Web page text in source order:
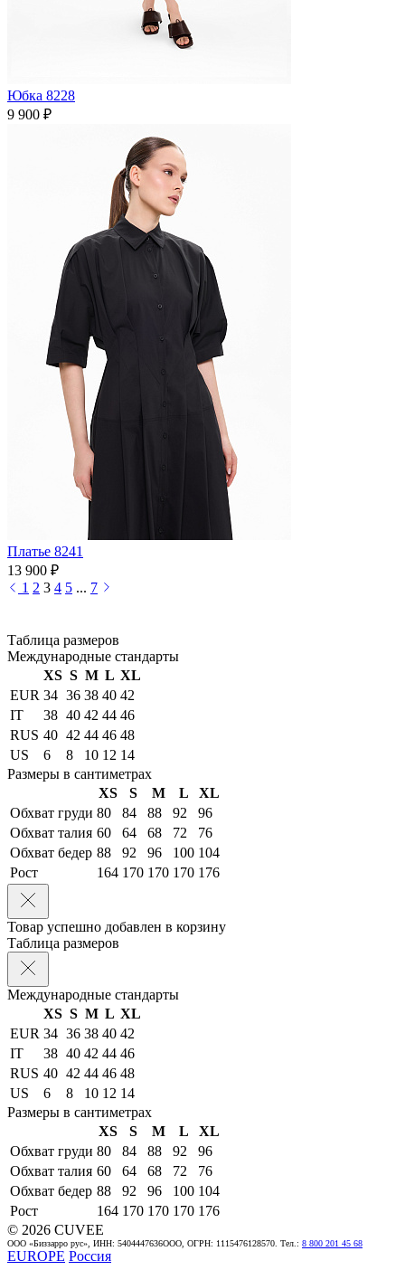
Юбка 8228
9 900 ₽
Платье 8241
13 900 ₽
1 2 3 4 5 ... 7
Таблица размеров
Международные стандарты
XS S M L XL
EUR 34 36 38 40 42
IT
38 40 42 44 46
RUS 40 42 44 46 48
US
6 8 10 12 14
Размеры в сантиметрах
XS
S M L
XL
Обхват груди 80 84 88 92
96
Обхват талия 60 64 68 72
76
Обхват бедер 88 92 96 100 104
Рост
164 170 170 170 176
Товар успешно добавлен в корзину
Таблица размеров
Международные стандарты
XS S M L XL
EUR 34 36 38 40 42
IT
38 40 42 44 46
RUS 40 42 44 46 48
US
6 8 10 12 14
Размеры в сантиметрах
XS
S M L
XL
Обхват груди 80 84 88 92
96
Обхват талия 60 64 68 72
76
Обхват бедер 88 92 96 100 104
Рост
164 170 170 170 176
© 2026 CUVEE
ООО «Биззарро рус», ИНН: 5404447636ООО, ОГРН: 1115476128570. Тел.: 8 800 201 45 68
EUROPE Россия